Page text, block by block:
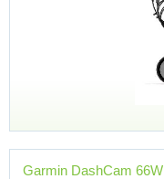
Garmin DashCam 66W